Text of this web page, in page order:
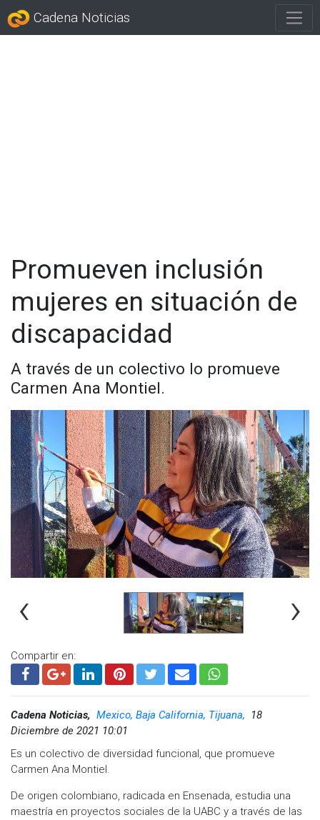
Cadena Noticias
Promueven inclusión
mujeres en situación de
discapacidad
A través de un colectivo lo promueve
Carmen Ana Montiel.
‹ ›
Compartir en:
Cadena Noticias, Mexico, Baja California, Tijuana,
18
Diciembre de 2021 10:01
Es un colectivo de diversidad funcional, que promueve
Carmen Ana Montiel.
De origen colombiano, radicada en Ensenada, estudia una
maestría en proyectos sociales de la UABC y a través de las